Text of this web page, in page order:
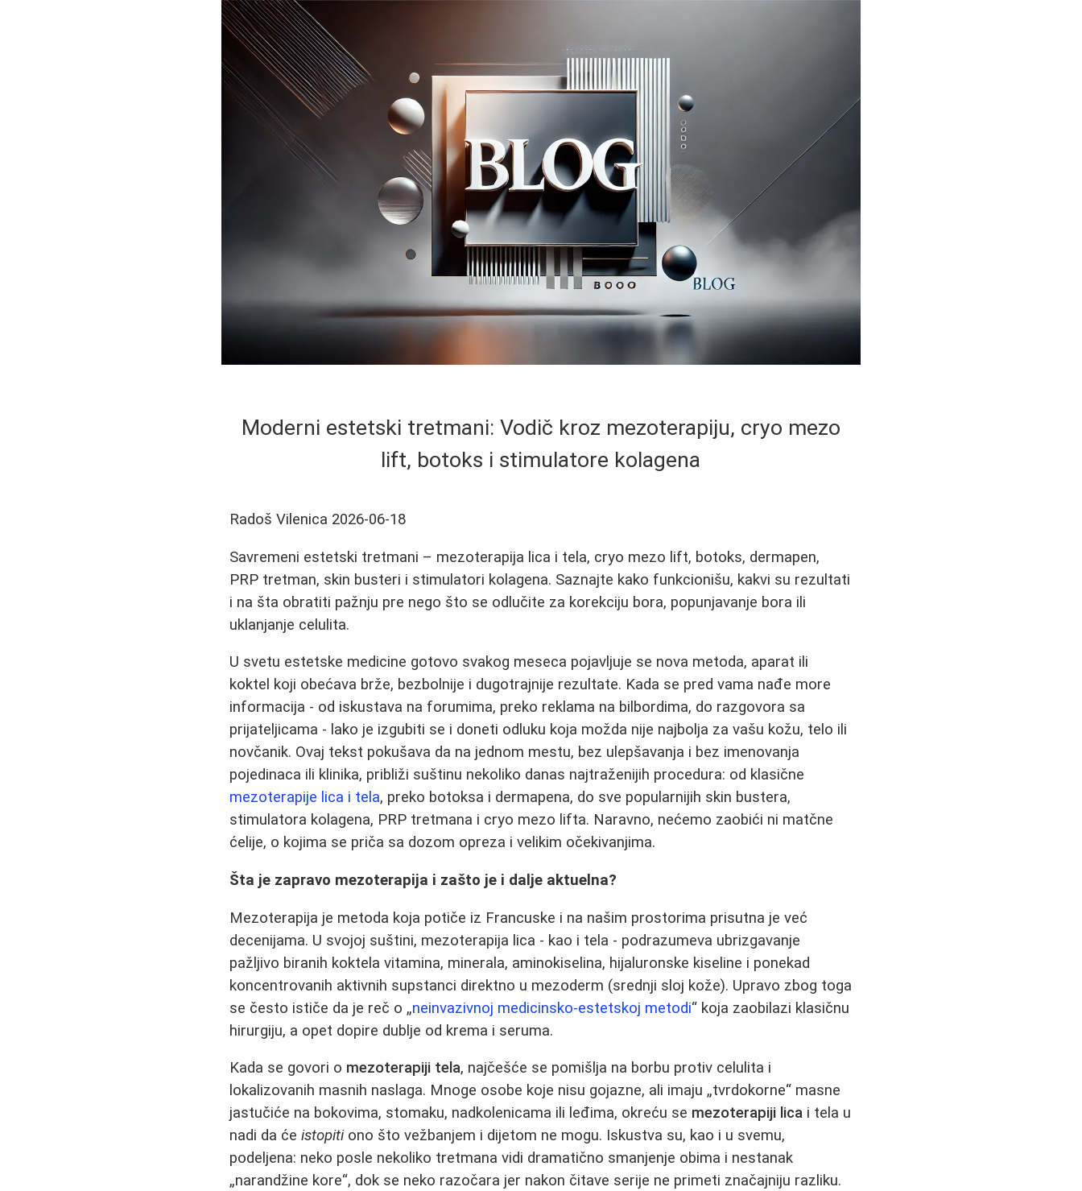
Moderni estetski tretmani: Vodič kroz mezoterapiju, cryo mezo
lift, botoks i stimulatore kolagena
Radoš Vilenica 2026-06-18
Savremeni estetski tretmani – mezoterapija lica i tela, cryo mezo lift, botoks, dermapen,
PRP tretman, skin busteri i stimulatori kolagena. Saznajte kako funkcionišu, kakvi su rezultati
i na šta obratiti pažnju pre nego što se odlučite za korekciju bora, popunjavanje bora ili
uklanjanje celulita.
U svetu estetske medicine gotovo svakog meseca pojavljuje se nova metoda, aparat ili
koktel koji obećava brže, bezbolnije i dugotrajnije rezultate. Kada se pred vama nađe more
informacija - od iskustava na forumima, preko reklama na bilbordima, do razgovora sa
prijateljicama - lako je izgubiti se i doneti odluku koja možda nije najbolja za vašu kožu, telo ili
novčanik. Ovaj tekst pokušava da na jednom mestu, bez ulepšavanja i bez imenovanja
pojedinaca ili klinika, približi suštinu nekoliko danas najtraženijih procedura: od klasične
mezoterapije lica i tela, preko botoksa i dermapena, do sve popularnijih skin bustera,
stimulatora kolagena, PRP tretmana i cryo mezo lifta. Naravno, nećemo zaobići ni matčne
ćelije, o kojima se priča sa dozom opreza i velikim očekivanjima.
Šta je zapravo mezoterapija i zašto je i dalje aktuelna?
Mezoterapija je metoda koja potiče iz Francuske i na našim prostorima prisutna je već
decenijama. U svojoj suštini, mezoterapija lica - kao i tela - podrazumeva ubrizgavanje
pažljivo biranih koktela vitamina, minerala, aminokiselina, hijaluronske kiseline i ponekad
koncentrovanih aktivnih supstanci direktno u mezoderm (srednji sloj kože). Upravo zbog toga
se često ističe da je reč o „neinvazivnoj medicinsko‑estetskoj metodi“ koja zaobilazi klasičnu
hirurgiju, a opet dopire dublje od krema i seruma.
Kada se govori o mezoterapiji tela, najčešće se pomišlja na borbu protiv celulita i
lokalizovanih masnih naslaga. Mnoge osobe koje nisu gojazne, ali imaju „tvrdokorne“ masne
jastučiće na bokovima, stomaku, nadkolenicama ili leđima, okreću se mezoterapiji lica i tela u
nadi da ćeistopitiono što vežbanjem i dijetom ne mogu. Iskustva su, kao i u svemu,
podeljena: neko posle nekoliko tretmana vidi dramatično smanjenje obima i nestanak
„narandžine kore“, dok se neko razočara jer nakon čitave serije ne primeti značajniju razliku.